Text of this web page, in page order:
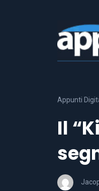
Appunti
Il